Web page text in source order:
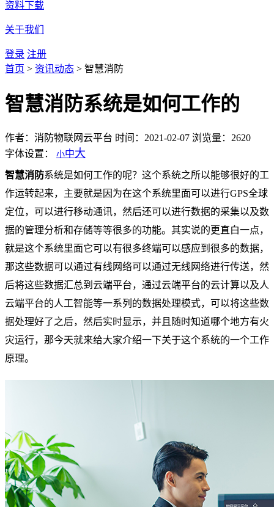
资料下载
关于我们
登录 注册
首页 > 资讯动态 > 智慧消防
智慧消防系统是如何工作的
作者：消防物联网云平台 时间：2021-02-07 浏览量：2620
字体设置： 小中大
智慧消防系统是如何工作的呢？这个系统之所以能够很好的工
作运转起来，主要就是因为在这个系统里面可以进行GPS全球
定位，可以进行移动通讯，然后还可以进行数据的采集以及数
据的管理分析和存储等等很多的功能。其实说的更直白一点，
就是这个系统里面它可以有很多终端可以感应到很多的数据，
那这些数据可以通过有线网络可以通过无线网络进行传送，然
后将这些数据汇总到云端平台，通过云端平台的云计算以及人
云端平台的人工智能等一系列的数据处理模式，可以将这些数
据处理好了之后，然后实时显示，并且随时知道哪个地方有火
灾运行，那今天就来给大家介绍一下关于这个系统的一个工作
原理。